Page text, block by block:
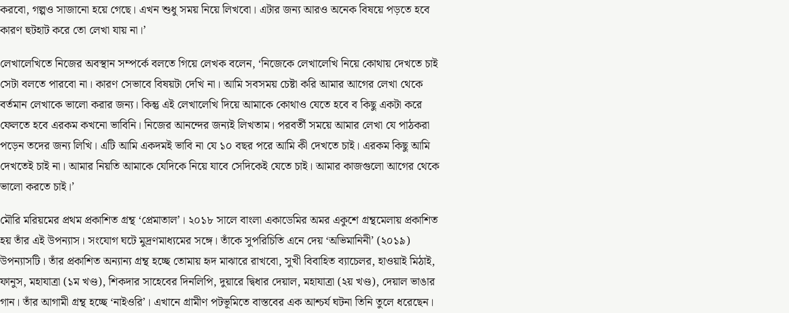
করবো, গল্পও সাজানো হয়ে গেছে। এখন শুধু সময় নিয়ে লিখবো। এটার জন্য আরও অনেক বিষয়ে পড়তে হবে
কারণ হুটহাট করে তো লেখা যায় না।’
লেখালেখিতে নিজের অবস্থান সম্পর্কে বলতে গিয়ে লেখক বলেন, ‘নিজেকে লেখালেখি নিয়ে কোথায় দেখতে চাই
সেটা বলতে পারবো না। কারণ সেভাবে বিষয়টা দেখি না। আমি সবসময় চেষ্টা করি আমার আগের লেখা থেকে
বর্তমান লেখাকে ভালো করার জন্য। কিন্তু এই লেখালেখি দিয়ে আমাকে কোথাও যেতে হবে ব কিছু একটা করে
ফেলতে হবে এরকম কখনো ভাবিনি। নিজের আনন্দের জন্যই লিখতাম। পরবর্তী সময়ে আমার লেখা যে পাঠকরা
পড়েন তদের জন্য লিখি। এটি আমি একদমই ভাবি না যে ১০ বছর পরে আমি কী দেখতে চাই। এরকম কিছু আমি
দেখতেই চাই না। আমার নিয়তি আমাকে যেদিকে নিয়ে যাবে সেদিকেই যেতে চাই। আমার কাজগুলো আগের থেকে
ভালো করতে চাই।’
মৌরি মরিয়মের প্রথম প্রকাশিত গ্রন্থ ‘প্রেমাতাল’। ২০১৮ সালে বাংলা একাডেমির অমর একুশে গ্রন্থমেলায় প্রকাশিত
হয় তাঁর এই উপন্যাস। সংযোগ ঘটে মুদ্রণমাধ্যমের সঙ্গে। তাঁকে সুপরিচিতি এনে দেয় ‘অভিমানিনী’ (২০১৯)
উপন্যাসটি। তাঁর প্রকাশিত অন্যান্য গ্রন্থ হচ্ছে তোমায় হৃদ মাঝারে রাখবো, সুখী বিবাহিত ব্যাচেলর, হাওয়াই মিঠাই,
ফানুস, মহাযাত্রা (১ম খণ্ড), শিকদার সাহেবের দিনলিপি, দুয়ারে দ্বিধার দেয়াল, মহাযাত্রা (২য় খণ্ড), দেয়াল ভাঙার
গান। তাঁর আগামী গ্রন্থ হচ্ছে ‘নাইওরি’। এখানে গ্রামীণ পটভূমিতে বাস্তবের এক আশ্চর্য ঘটনা তিনি তুলে ধরেছেন।